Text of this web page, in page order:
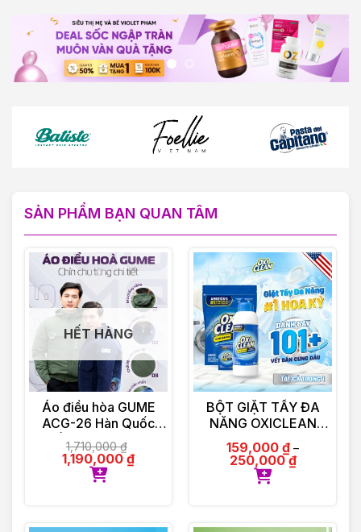
SẢN PHẨM BẠN QUAN TÂM
HẾT HÀNG
Áo điều hòa GUME
ACG-26 Hàn Quốc
Chống Tia UV – Bảo
Hành Chính Hãng 12
tháng
1,710,000₫
1,190,000 ₫
BỘT GIẶT TẨY ĐA
NĂNG OXICLEAN
MULTI – PURPOSE
STAIN REMOVER
159,000 ₫ –
250,000₫